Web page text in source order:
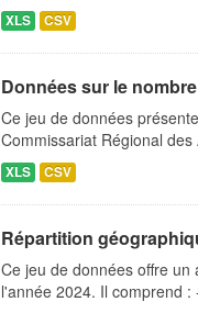
XLS CSV
Données sur le
Ce jeu de données
Commissariat Régional
XLS CSV
Répartition
Ce jeu de données offre
l'année 2024. Il comprend